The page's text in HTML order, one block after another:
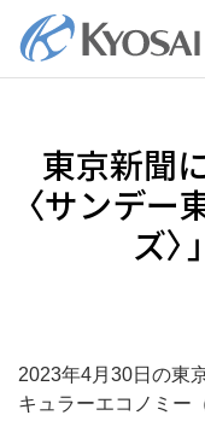
テ
東京新聞
〈サンデー
ズ
2023年4月30日の東
キュラーエコノミー